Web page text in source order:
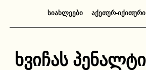
ᲡᲘᲐᲮᲚᲔᲔᲑᲘ ᲐᲥᲔᲗᲣᲠ-ᲘᲥᲘᲗᲣᲠᲘ
ხვიჩას პენალტი